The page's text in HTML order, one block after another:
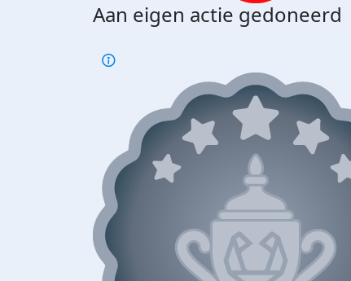
Aan eigen actie gedoneerd